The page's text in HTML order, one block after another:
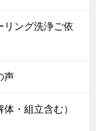
リング洗浄ご依
声
・組立含む）